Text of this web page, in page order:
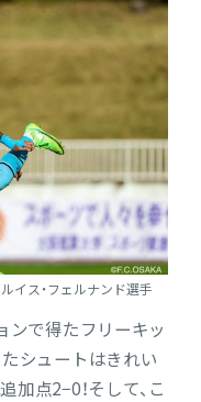
イス・フェルナンド選手
ンで得たフリーキッ
シュートはきれい
点2−0！そして、こ